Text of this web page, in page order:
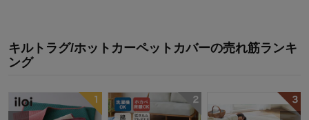
キルトラグ/ホットカーペットカバーの売れ筋ランキ
ング